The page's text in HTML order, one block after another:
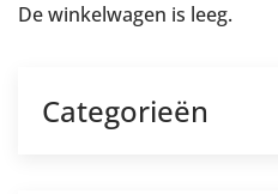
De winkelwagen is leeg.
Categorieën